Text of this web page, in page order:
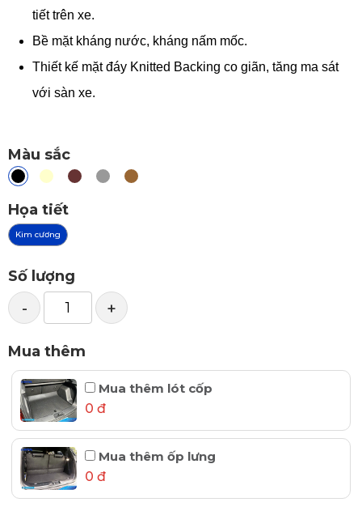
tiết trên xe.
Bề mặt kháng nước, kháng nấm mốc.
Thiết kế mặt đáy Knitted Backing co giãn, tăng ma sát
với sàn xe.
Màu sắc
Họa tiết
Kim cương
Số lượng
- +
Mua thêm
Mua thêm lót cốp
0 đ
Mua thêm ốp lưng
0 đ